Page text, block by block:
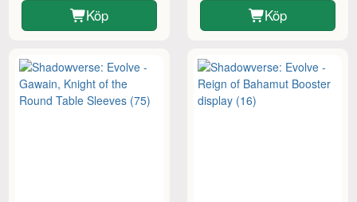
Köp Köp